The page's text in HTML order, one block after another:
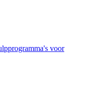
voor